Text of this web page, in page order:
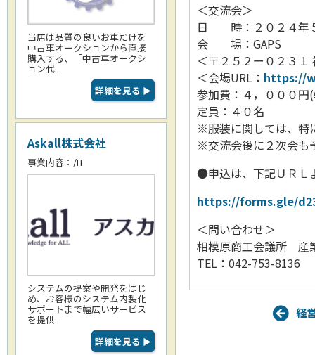
当店は品質の良いお車だけを
中古車オークションから直接
購入する、「中古車オークシ
ョン代...
詳細を見る ▶
Askall株式会社
事業内容：/IT
システムの提案や開発をはじ
め、お客様のシステム内製化
サポートまで幅広いサービス
を提供...
詳細を見る ▶
＜交流会＞
日 時：２０２４年５
会 場：GAPS
＜〒２５２ー０２３
＜会場URL： https://
参加費：４，０００円
定員：４０名
※服装に関しては、特
※交流会後に２次会も
●申込は、下記ＵＲＬ
https://forms.gle/
＜問い合わせ＞
相模原商工会議所 産
TEL：042-753-8136
経